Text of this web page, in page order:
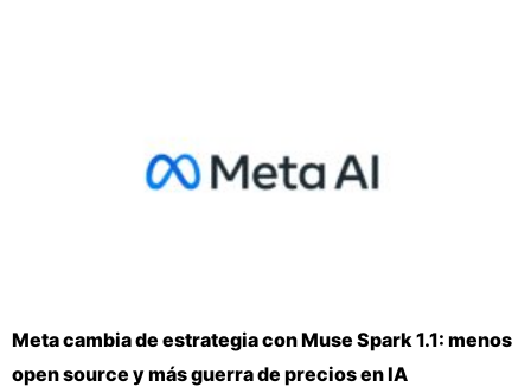
Meta cambia de estrategia con Muse Spark 1.1: menos
open source y más guerra de precios en IA